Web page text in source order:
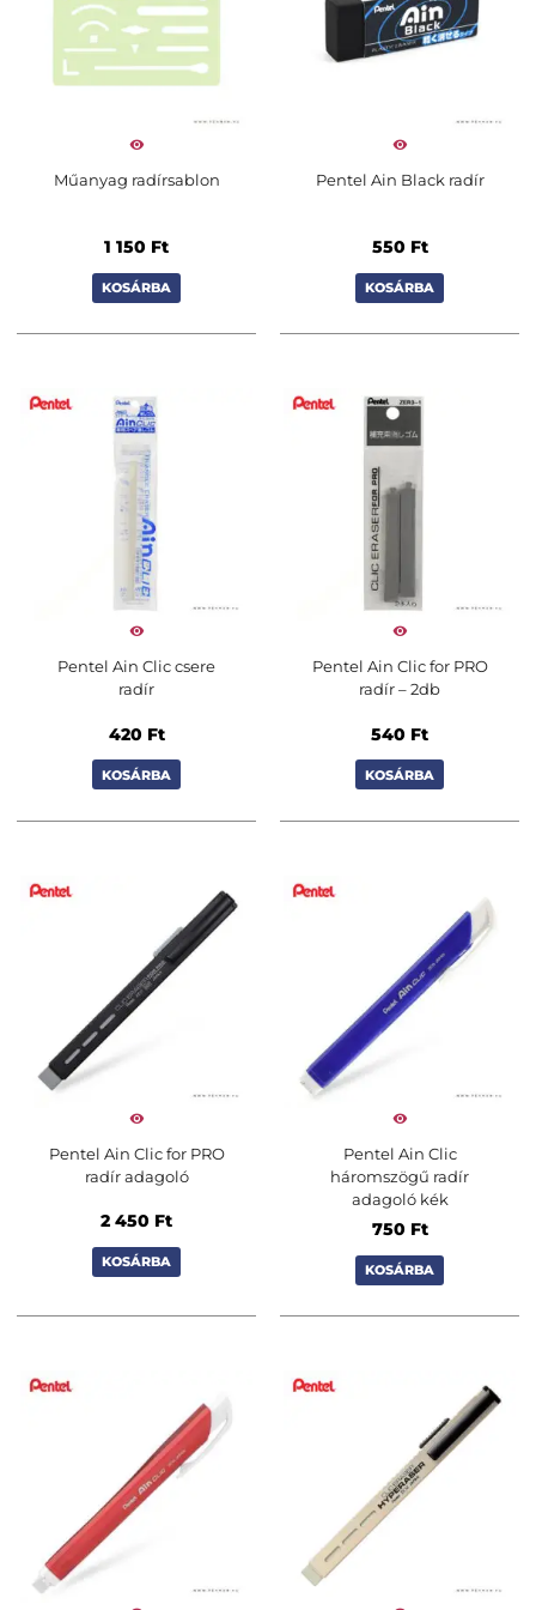
Műanyag radírsablon
1 150 Ft
KOSÁRBA
Pentel Ain Black radír
550 Ft
KOSÁRBA
Pentel Ain Clic csere
radír
420 Ft
KOSÁRBA
Pentel Ain Clic for PRO
radír – 2db
540 Ft
KOSÁRBA
Pentel Ain Clic for PRO
radír adagoló
2 450 Ft
KOSÁRBA
Pentel Ain Clic
háromszögű radír
adagoló kék
750 Ft
KOSÁRBA